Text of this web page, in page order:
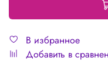
В избранное
Добавить в